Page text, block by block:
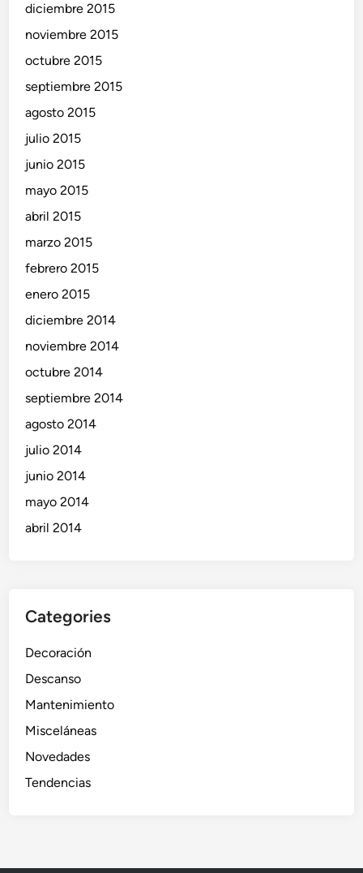
diciembre 2015
noviembre 2015
octubre 2015
septiembre 2015
agosto 2015
julio 2015
junio 2015
mayo 2015
abril 2015
marzo 2015
febrero 2015
enero 2015
diciembre 2014
noviembre 2014
octubre 2014
septiembre 2014
agosto 2014
julio 2014
junio 2014
mayo 2014
abril 2014
Categories
Decoración
Descanso
Mantenimiento
Misceláneas
Novedades
Tendencias